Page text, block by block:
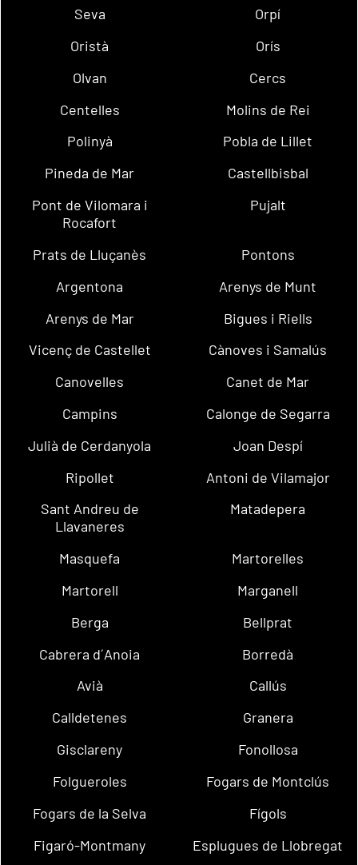
Seva
Orpí
Oristà
Orís
Olvan
Cercs
Centelles
Molins de Rei
Polinyà
Pobla de Lillet
Pineda de Mar
Castellbisbal
Pont de Vilomara i
Rocafort
Pujalt
Prats de Lluçanès
Pontons
Argentona
Arenys de Munt
Arenys de Mar
Bigues i Riells
Vicenç de Castellet
Cànoves i Samalús
Canovelles
Canet de Mar
Campins
Calonge de Segarra
Julià de Cerdanyola
Joan Despí
Ripollet
Antoni de Vilamajor
Sant Andreu de
Llavaneres
Matadepera
Masquefa
Martorelles
Martorell
Marganell
Berga
Bellprat
Cabrera d´Anoia
Borredà
Avià
Callús
Calldetenes
Granera
Gisclareny
Fonollosa
Folgueroles
Fogars de Montclús
Fogars de la Selva
Fígols
Figaró-Montmany
Esplugues de Llobregat